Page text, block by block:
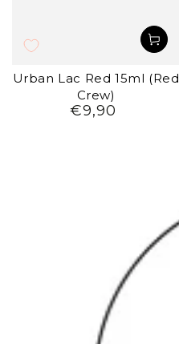
Urban Lac Red 15ml (Red
Crew)
Preço
€9,90